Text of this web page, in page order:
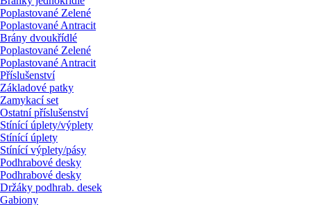
Poplastované Zelené
Poplastované Antracit
Brány dvoukřídlé
Poplastované Zelené
Poplastované Antracit
Příslušenství
Základové patky
Zamykací set
Ostatní příslušenství
Stínící úplety/výplety
Stínící úplety
Stínící výplety/pásy
Podhrabové desky
Podhrabové desky
Držáky podhrab. desek
Gabiony